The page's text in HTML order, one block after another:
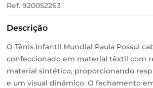
Ref. 920052263
Descrição
O Tênis Infantil Mundial Paula Possui
confeccionado em material têxtil com
material sintético, proporcionando
e um visual dinâmico. O fechamento